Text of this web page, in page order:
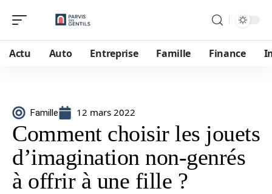
Actu Auto Entreprise Famille Finance
Famille 12 mars 2022
Comment choisir les jouets
d’imagination non-genrés
à offrir à une fille ?